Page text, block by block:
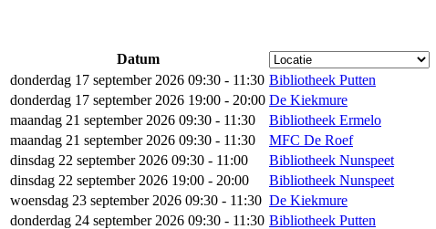
Datum
donderdag 17 september 2026 09:30 - 11:30 Bibliotheek Putten
donderdag 17 september 2026 19:00 - 20:00 De Kiekmure
maandag 21 september 2026 09:30 - 11:30
Bibliotheek Ermelo
maandag 21 september 2026 09:30 - 11:30
MFC De Roef
dinsdag 22 september 2026 09:30 - 11:00
Bibliotheek Nunspeet
dinsdag 22 september 2026 19:00 - 20:00
Bibliotheek Nunspeet
woensdag 23 september 2026 09:30 - 11:30 De Kiekmure
donderdag 24 september 2026 09:30 - 11:30 Bibliotheek Putten